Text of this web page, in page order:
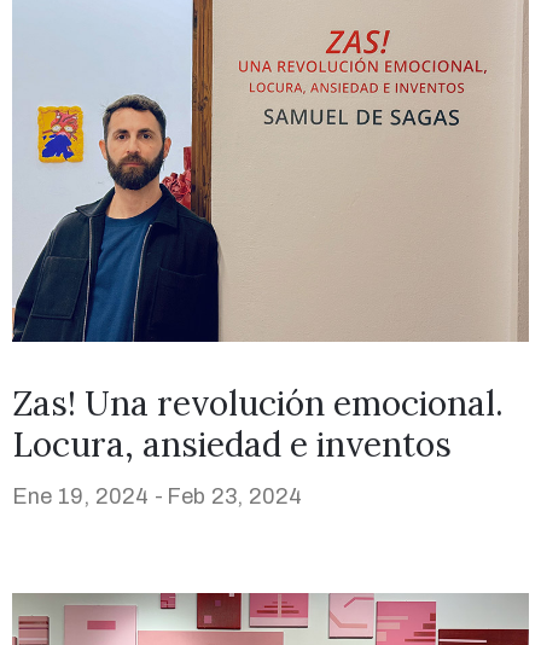
Zas! Una revolución emocional.
Locura, ansiedad e inventos
Ene 19, 2024 - Feb 23, 2024